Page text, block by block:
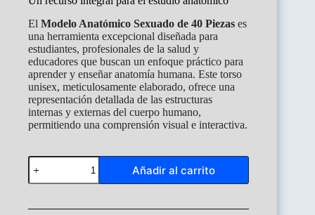
El Modelo Anatómico Sexuado de 40 Piezas es
una herramienta excepcional diseñada para
estudiantes, profesionales de la salud y
educadores que buscan un enfoque práctico para
aprender y enseñar anatomía humana. Este torso
unisex, meticulosamente elaborado, ofrece una
representación detallada de las estructuras
internas y externas del cuerpo humano,
permitiendo una comprensión visual e interactiva.
Anatómico
Sexuado
40
CodJ3c219208
Añadir al carrito